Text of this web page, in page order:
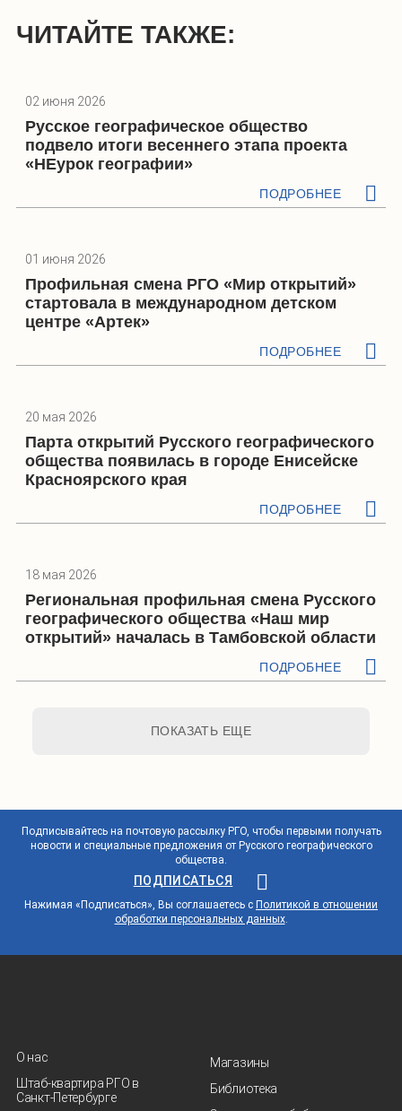
ЧИТАЙТЕ ТАКЖЕ:
02 июня 2026
Русское географическое общество
подвело итоги весеннего этапа проекта
«НЕурок географии»
ПОДРОБНЕЕ
01 июня 2026
Профильная смена РГО «Мир открытий»
стартовала в международном детском
центре «Артек»
ПОДРОБНЕЕ
20 мая 2026
Парта открытий Русского географического
общества появилась в городе Енисейске
Красноярского края
ПОДРОБНЕЕ
18 мая 2026
Региональная профильная смена Русского
географического общества «Наш мир
открытий» началась в Тамбовской области
ПОДРОБНЕЕ
ПОКАЗАТЬ ЕЩЕ
Подписывайтесь на почтовую рассылку РГО, чтобы первыми получать
новости и специальные предложения от Русского географического
общества.
ПОДПИСАТЬСЯ
Нажимая «Подписаться», Вы соглашаетесь с Политикой в отношении
обработки персональных данных.
О нас
Штаб-квартира РГО в
Санкт‑Петербурге
Магазины
Библиотека